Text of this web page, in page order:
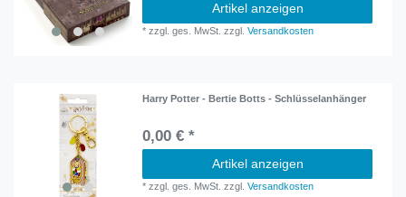
Artikel anzeigen
*zzgl. ges. MwSt. zzgl.Versandkosten
Harry Potter - Bertie Botts - Schlüsselanhänger
0,00 € *
Artikel anzeigen
*zzgl. ges. MwSt. zzgl.Versandkosten